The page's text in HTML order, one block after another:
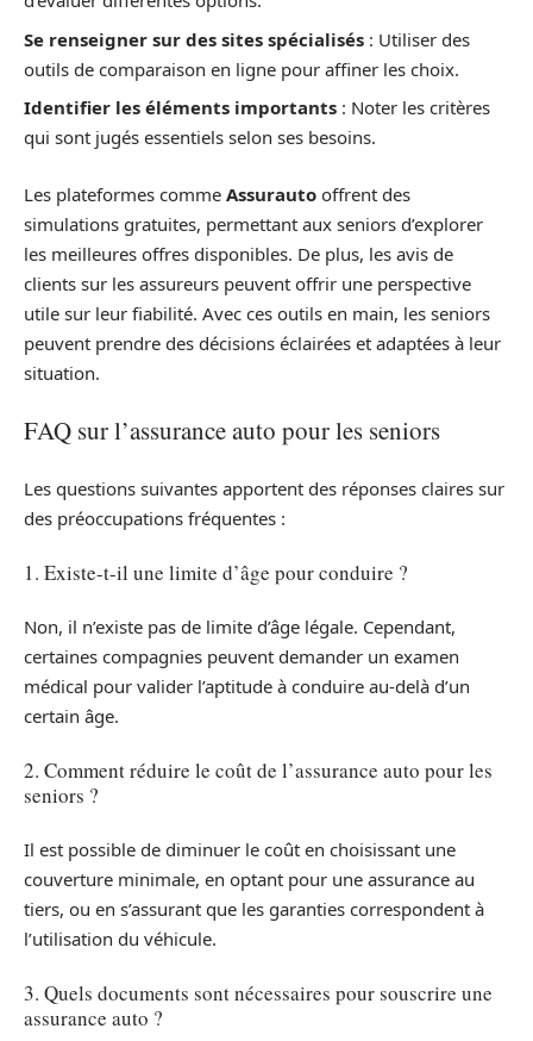
Se renseigner sur des sites spécialisés : Utiliser des
outils de comparaison en ligne pour affiner les choix.
Identifier les éléments importants : Noter les critères
qui sont jugés essentiels selon ses besoins.
Les plateformes comme Assurauto offrent des
simulations gratuites, permettant aux seniors d’explorer
les meilleures offres disponibles. De plus, les avis de
clients sur les assureurs peuvent offrir une perspective
utile sur leur fiabilité. Avec ces outils en main, les seniors
peuvent prendre des décisions éclairées et adaptées à leur
situation.
FAQ sur l’assurance auto pour les seniors
Les questions suivantes apportent des réponses claires sur
des préoccupations fréquentes :
1. Existe-t-il une limite d’âge pour conduire ?
Non, il n’existe pas de limite d’âge légale. Cependant,
certaines compagnies peuvent demander un examen
médical pour valider l’aptitude à conduire au-delà d’un
certain âge.
2. Comment réduire le coût de l’assurance auto pour les
seniors ?
Il est possible de diminuer le coût en choisissant une
couverture minimale, en optant pour une assurance au
tiers, ou en s’assurant que les garanties correspondent à
l’utilisation du véhicule.
3. Quels documents sont nécessaires pour souscrire une
assurance auto ?